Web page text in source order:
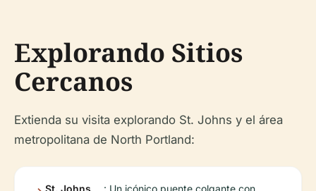
Explorando Sitios
Cercanos
Extienda su visita explorando St. Johns y el área
metropolitana de North Portland: